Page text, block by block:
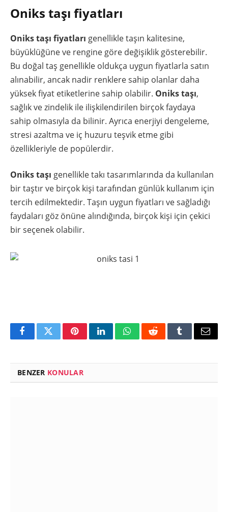
Oniks taşı fiyatları
Oniks taşı fiyatları genellikle taşın kalitesine,
büyüklüğüne ve rengine göre değişiklik gösterebilir.
Bu doğal taş genellikle oldukça uygun fiyatlarla satın
alınabilir, ancak nadir renklere sahip olanlar daha
yüksek fiyat etiketlerine sahip olabilir. Oniks taşı,
sağlık ve zindelik ile ilişkilendirilen birçok faydaya
sahip olmasıyla da bilinir. Ayrıca enerjiyi dengeleme,
stresi azaltma ve iç huzuru teşvik etme gibi
özellikleriyle de popülerdir.
Oniks taşı genellikle takı tasarımlarında da kullanılan
bir taştır ve birçok kişi tarafından günlük kullanım için
tercih edilmektedir. Taşın uygun fiyatları ve sağladığı
faydaları göz önüne alındığında, birçok kişi için çekici
bir seçenek olabilir.
FacebookTwitterPinterestLinkedInWhatsAppRedditTumblrEmail
BENZER KONULAR